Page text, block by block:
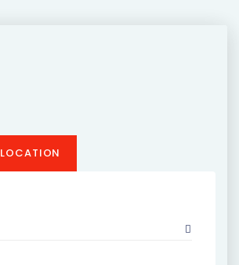
LOCATION